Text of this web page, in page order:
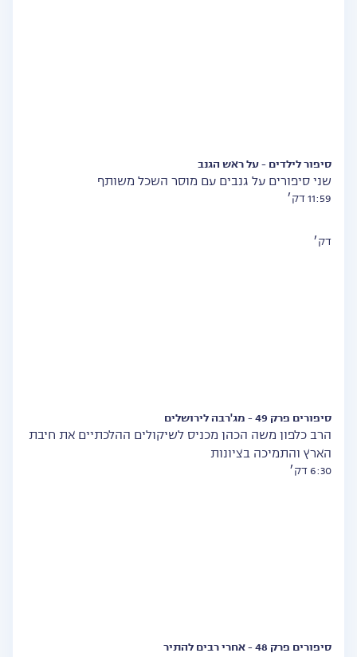
סיפור לילדים - על ראש הגנב
שני סיפורים על גנבים עם מוסר השכל משותף
11:59 דק׳
דק׳
סיפורים פרק 49 - מג'רבה לירושלים
הרב כלפון משה הכהן מכניס לשיקולים ההלכתיים את חיבת
הארץ והתמיכה בציונות
6:30 דק׳
סיפורים פרק 48 - אחרי רבים להתיר